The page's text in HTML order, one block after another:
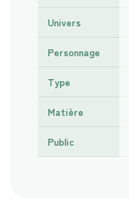
Univers
Personnage
Type
Matière
Public